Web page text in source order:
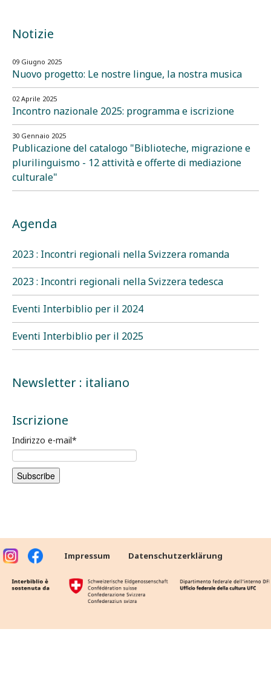
Notizie
09 Giugno 2025
Nuovo progetto: Le nostre lingue, la nostra musica
02 Aprile 2025
Incontro nazionale 2025: programma e iscrizione
30 Gennaio 2025
Publicazione del catalogo "Biblioteche, migrazione e
plurilinguismo - 12 attività e offerte di mediazione
culturale"
Agenda
2023 : Incontri regionali nella Svizzera romanda
2023 : Incontri regionali nella Svizzera tedesca
Eventi Interbiblio per il 2024
Eventi Interbiblio per il 2025
Newsletter : italiano
Iscrizione
Indirizzo e-mail*
Impressum Datenschutzerklärung